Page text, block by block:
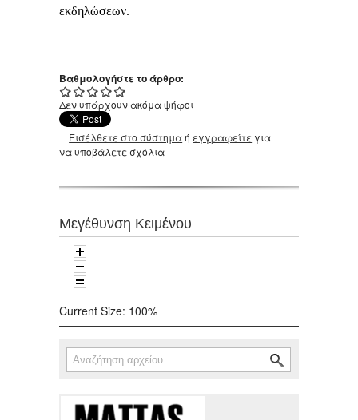
εκδηλώσεων.
Βαθμολογήστε το άρθρο:
Δεν υπάρχουν ακόμα ψήφοι
Εισέλθετε στο σύστημαή εγγραφείτε για
να υποβάλετε σχόλια
Μεγέθυνση Κειμένου
Current Size: 100%
Φόρμα αναζήτησης
Αναζήτηση